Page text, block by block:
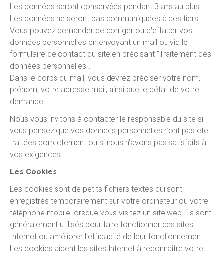
Les données seront conservées pendant 3 ans au plus.
Les données ne seront pas communiquées à des tiers.
Vous pouvez demander de corriger ou d'effacer vos
données personnelles en envoyant un mail ou via le
formulaire de contact du site en précisant "Traitement des
données personnelles".
Dans le corps du mail, vous devrez préciser votre nom,
prénom, votre adresse mail, ainsi que le détail de votre
demande.
Nous vous invitons à contacter le responsable du site si
vous pensez que vos données personnelles n’ont pas été
traitées correctement ou si nous n'avons pas satisfaits à
vos exigences.
Les Cookies
Les cookies sont de petits fichiers textes qui sont
enregistrés temporairement sur votre ordinateur ou votre
téléphone mobile lorsque vous visitez un site web. Ils sont
généralement utilisés pour faire fonctionner des sites
Internet ou améliorer l’efficacité de leur fonctionnement.
Les cookies aident les sites Internet à reconnaître votre